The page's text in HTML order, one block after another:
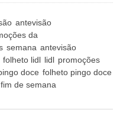
antevisão
da
semana antevisão
folheto lidl lidl promoções
doce folheto pingo doce
fim de semana